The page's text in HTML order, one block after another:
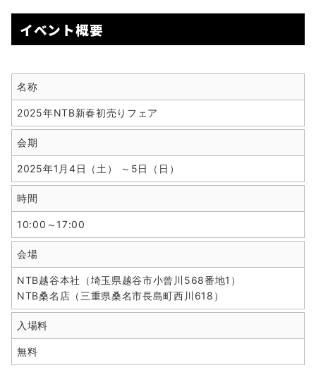
イベント概要
名称
2025年NTB新春初売りフェア
会期
2025年1月4日（土） ～5日（日）
時間
10:00～17:00
会場
NTB越谷本社（埼玉県越谷市小曾川568番地1）
NTB桑名店（三重県桑名市長島町西川618）
入場料
無料